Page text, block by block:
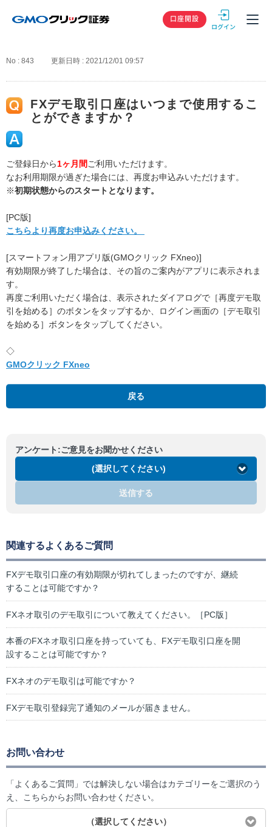
GMOクリック
口座開設
No : 843 更新日時 : 2021/12/01 09:57
FXデモ取引口座はいつまで使用するこ
とができますか？
ご登録日から1ヶ月間 ご利用いただけます。
なお利用期限が過ぎた場合には、再度お申込みいただけます。
※初期状態からのスタートとなります。
[PC版]
こちらより再度お申込みください。
[スマートフォン用アプリ版(GMOクリック FXneo)]
有効期限が終了した場合は、その旨のご案内がアプリに表示されま
す。
再度ご利用いただく場合は、表示されたダイアログで［再度デモ取
引を始める］のボタンをタップするか、ログイン画面の［デモ取引
を始める］ボタンをタップしてください。
◇
GMOクリック FXneo
戻る
アンケート:ご意見をお聞かせください
(選択してください)
送信する
関連するよくあるご質問
FXデモ取引口座の有効期限が切れてしまったのですが、継続
することは可能ですか？
FXネオ取引のデモ取引について教えてください。［PC版］
本番のFXネオ取引口座を持っていても、FXデモ取引口座を開
設することは可能ですか？
FXネオのデモ取引は可能ですか？
FXデモ取引登録完了通知のメールが届きません。
お問い合わせ
「よくあるご質問」では解決しない場合はカテゴリーをご選択のう
え、こちらからお問い合わせください。
（選択してください）